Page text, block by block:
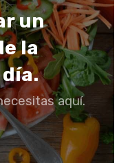
un
la
aquí.